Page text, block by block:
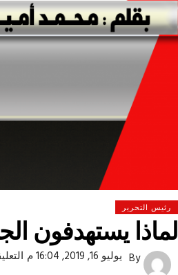
رئيس التحرير
لماذا يستهدفون
By يوليو 16, 2019, 16:04 م التشجيع «أخلاق» وليس «تحفيل»